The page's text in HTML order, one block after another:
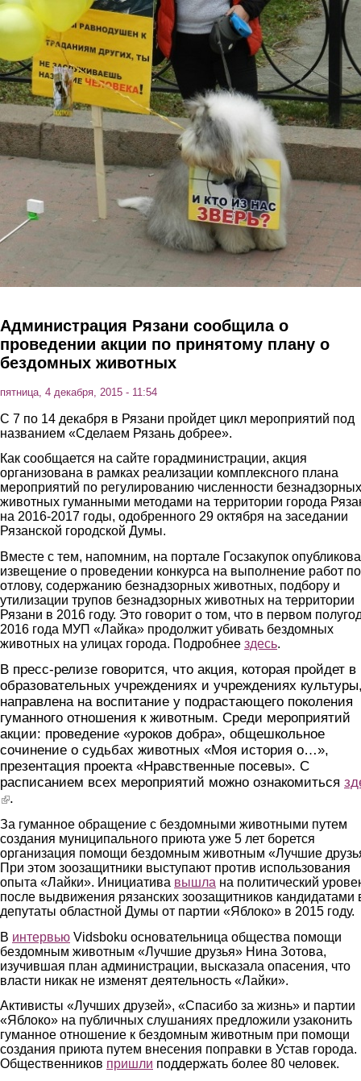
Перейти к основному содержанию
Администрация Рязани сообщила о
проведении акции по принятому плану о
бездомных животных
пятница, 4 декабря, 2015 - 11:54
С 7 по 14 декабря в Рязани пройдет цикл мероприятий под
названием «Сделаем Рязань добрее».
Как сообщается на сайте горадминистрации, акция
организована в рамках реализации комплексного плана
мероприятий по регулированию численности безнадзорных
животных гуманными методами на территории города
на 2016-2017 годы, одобренного 29 октября на заседании
Рязанской городской Думы.
Вместе с тем, напомним, на портале Госзакупок
извещение о проведении конкурса на выполнение работ по
отлову, содержанию безнадзорных животных, подбору и
утилизации трупов безнадзорных животных на территории
Рязани в 2016 году. Это говорит о том, что в первом
2016 года МУП «Лайка» продолжит убивать бездомных
животных на улицах города. Подробнее здесь.
В пресс-релизе говорится, что акция, которая пройдет в
образовательных учреждениях и учреждениях
направлена на воспитание у подрастающего поколения
гуманного отношения к животным. Среди мероприятий
акции: проведение «уроков добра», общешкольное
сочинение о судьбах животных «Моя история о…»,
презентация проекта «Нравственные посевы». С
расписанием всех мероприятий можно ознакомиться
(link is external)
.
За гуманное обращение с бездомными животными путем
создания муниципального приюта уже 5 лет борется
организация помощи бездомным животным «Лучшие
При этом зоозащитники выступают против использования
опыта «Лайки». Инициатива вышла на политический
после выдвижения рязанских зоозащитников кандидатами
депутаты областной Думы от партии «Яблоко» в 2015 году.
В интервью Vidsboku основательница общества помощи
бездомным животным «Лучшие друзья» Нина Зотова,
изучившая план администрации, высказала опасения, что
власти никак не изменят деятельность «Лайки».
Активисты «Лучших друзей», «Спасибо за жизнь» и партии
«Яблоко» на публичных слушаниях предложили узаконить
гуманное отношение к бездомным животным при помощи
создания приюта путем внесения поправки в Устав города.
Общественников пришли поддержать более 80 человек.